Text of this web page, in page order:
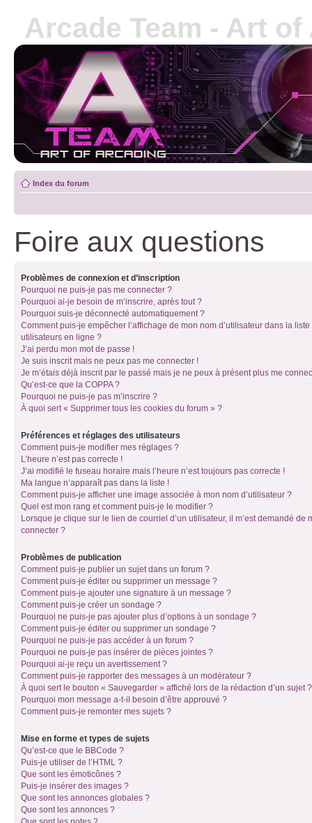
Arcade Team - Art
Index du forum
Foire aux questions
Problèmes de connexion et d’inscription
Pourquoi ne puis-je pas me connecter ?
Pourquoi ai-je besoin de m’inscrire, après tout ?
Pourquoi suis-je déconnecté automatiquement ?
Comment puis-je empêcher l’affichage de mon nom d’utilisateur dans la liste
utilisateurs en ligne ?
J’ai perdu mon mot de passe !
Je suis inscrit mais ne peux pas me connecter !
Je m’étais déjà inscrit par le passé mais je ne peux à présent plus me
Qu’est-ce que la COPPA ?
Pourquoi ne puis-je pas m’inscrire ?
À quoi sert « Supprimer tous les cookies du forum » ?
Préférences et réglages des utilisateurs
Comment puis-je modifier mes réglages ?
L’heure n’est pas correcte !
J’ai modifié le fuseau horaire mais l’heure n’est toujours pas correcte !
Ma langue n’apparaît pas dans la liste !
Comment puis-je afficher une image associée à mon nom d’utilisateur ?
Quel est mon rang et comment puis-je le modifier ?
Lorsque je clique sur le lien de courriel d’un utilisateur, il m’est demandé de
connecter ?
Problèmes de publication
Comment puis-je publier un sujet dans un forum ?
Comment puis-je éditer ou supprimer un message ?
Comment puis-je ajouter une signature à un message ?
Comment puis-je créer un sondage ?
Pourquoi ne puis-je pas ajouter plus d’options à un sondage ?
Comment puis-je éditer ou supprimer un sondage ?
Pourquoi ne puis-je pas accéder à un forum ?
Pourquoi ne puis-je pas insérer de pièces jointes ?
Pourquoi ai-je reçu un avertissement ?
Comment puis-je rapporter des messages à un modérateur ?
À quoi sert le bouton « Sauvegarder » affiché lors de la rédaction d’un sujet ?
Pourquoi mon message a-t-il besoin d’être approuvé ?
Comment puis-je remonter mes sujets ?
Mise en forme et types de sujets
Qu’est-ce que le BBCode ?
Puis-je utiliser de l’HTML ?
Que sont les émoticônes ?
Puis-je insérer des images ?
Que sont les annonces globales ?
Que sont les annonces ?